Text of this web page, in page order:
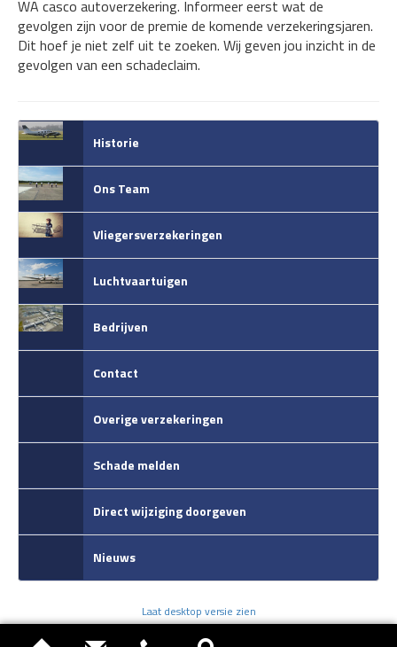
WA casco autoverzekering. Informeer eerst wat de
gevolgen zijn voor de premie de komende verzekeringsjaren.
Dit hoef je niet zelf uit te zoeken. Wij geven jou inzicht in de
gevolgen van een schadeclaim.
Historie
Ons Team
Vliegersverzekeringen
Luchtvaartuigen
Bedrijven
Contact
Overige verzekeringen
Schade melden
Direct wijziging doorgeven
Nieuws
Laat desktop versie zien